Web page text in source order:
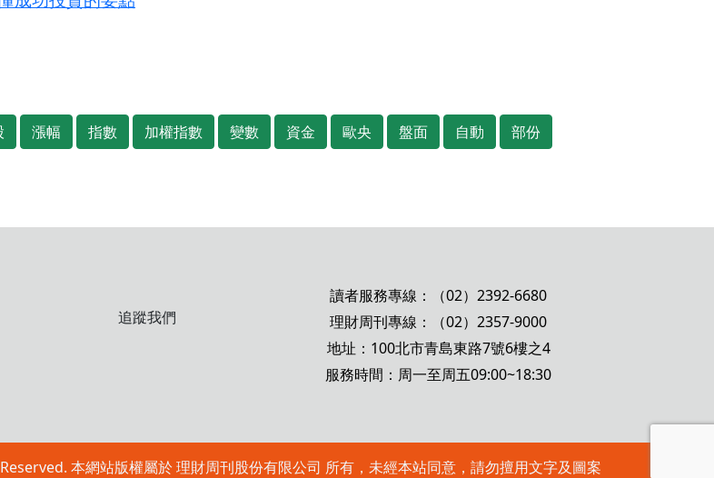
漲幅 指數 加權指數 變數 資金 歐央 盤面 自動
部份
追蹤我們
讀者服務專線：（02）2392-6680
理財周刊專線：（02）2357-9000
地址：100北市青島東路7號6樓之4
服務時間：周一至周五09:00~18:30
本網站版權屬於 理財周刊股份有限公司 所有，未經本站同意，請勿擅用文字及圖案